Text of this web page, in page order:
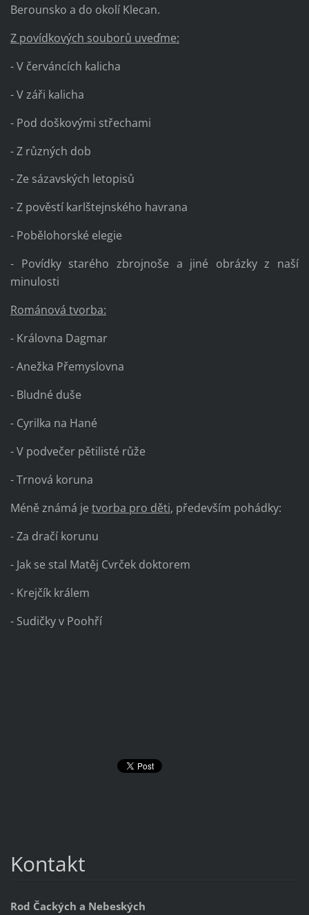
Berounsko a do okolí Klecan.
Z povídkových souborů uveďme:
- V červáncích kalicha
- V záři kalicha
- Pod doškovými střechami
- Z různých dob
- Ze sázavských letopisů
- Z pověstí karlštejnského havrana
- Pobělohorské elegie
- Povídky starého zbrojnoše a jiné obrázky z naší
minulosti
Románová tvorba:
- Královna Dagmar
- Anežka Přemyslovna
- Bludné duše
- Cyrilka na Hané
- V podvečer pětilisté růže
- Trnová koruna
Méně známá je tvorba pro děti, především pohádky:
- Za dračí korunu
- Jak se stal Matěj Cvrček doktorem
- Krejčík králem
- Sudičky v Poohří
Kontakt
Rod Čackých a Nebeských